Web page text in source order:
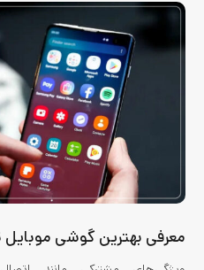
معرفی بهترین گوشی موبایل تا ۷ میلیون